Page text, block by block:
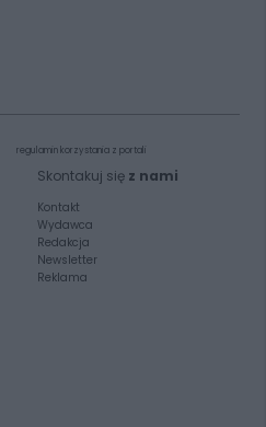
regulamin korzystania z portali
Skontakuj się z nami
Kontakt
Wydawca
Redakcja
Newsletter
Reklama